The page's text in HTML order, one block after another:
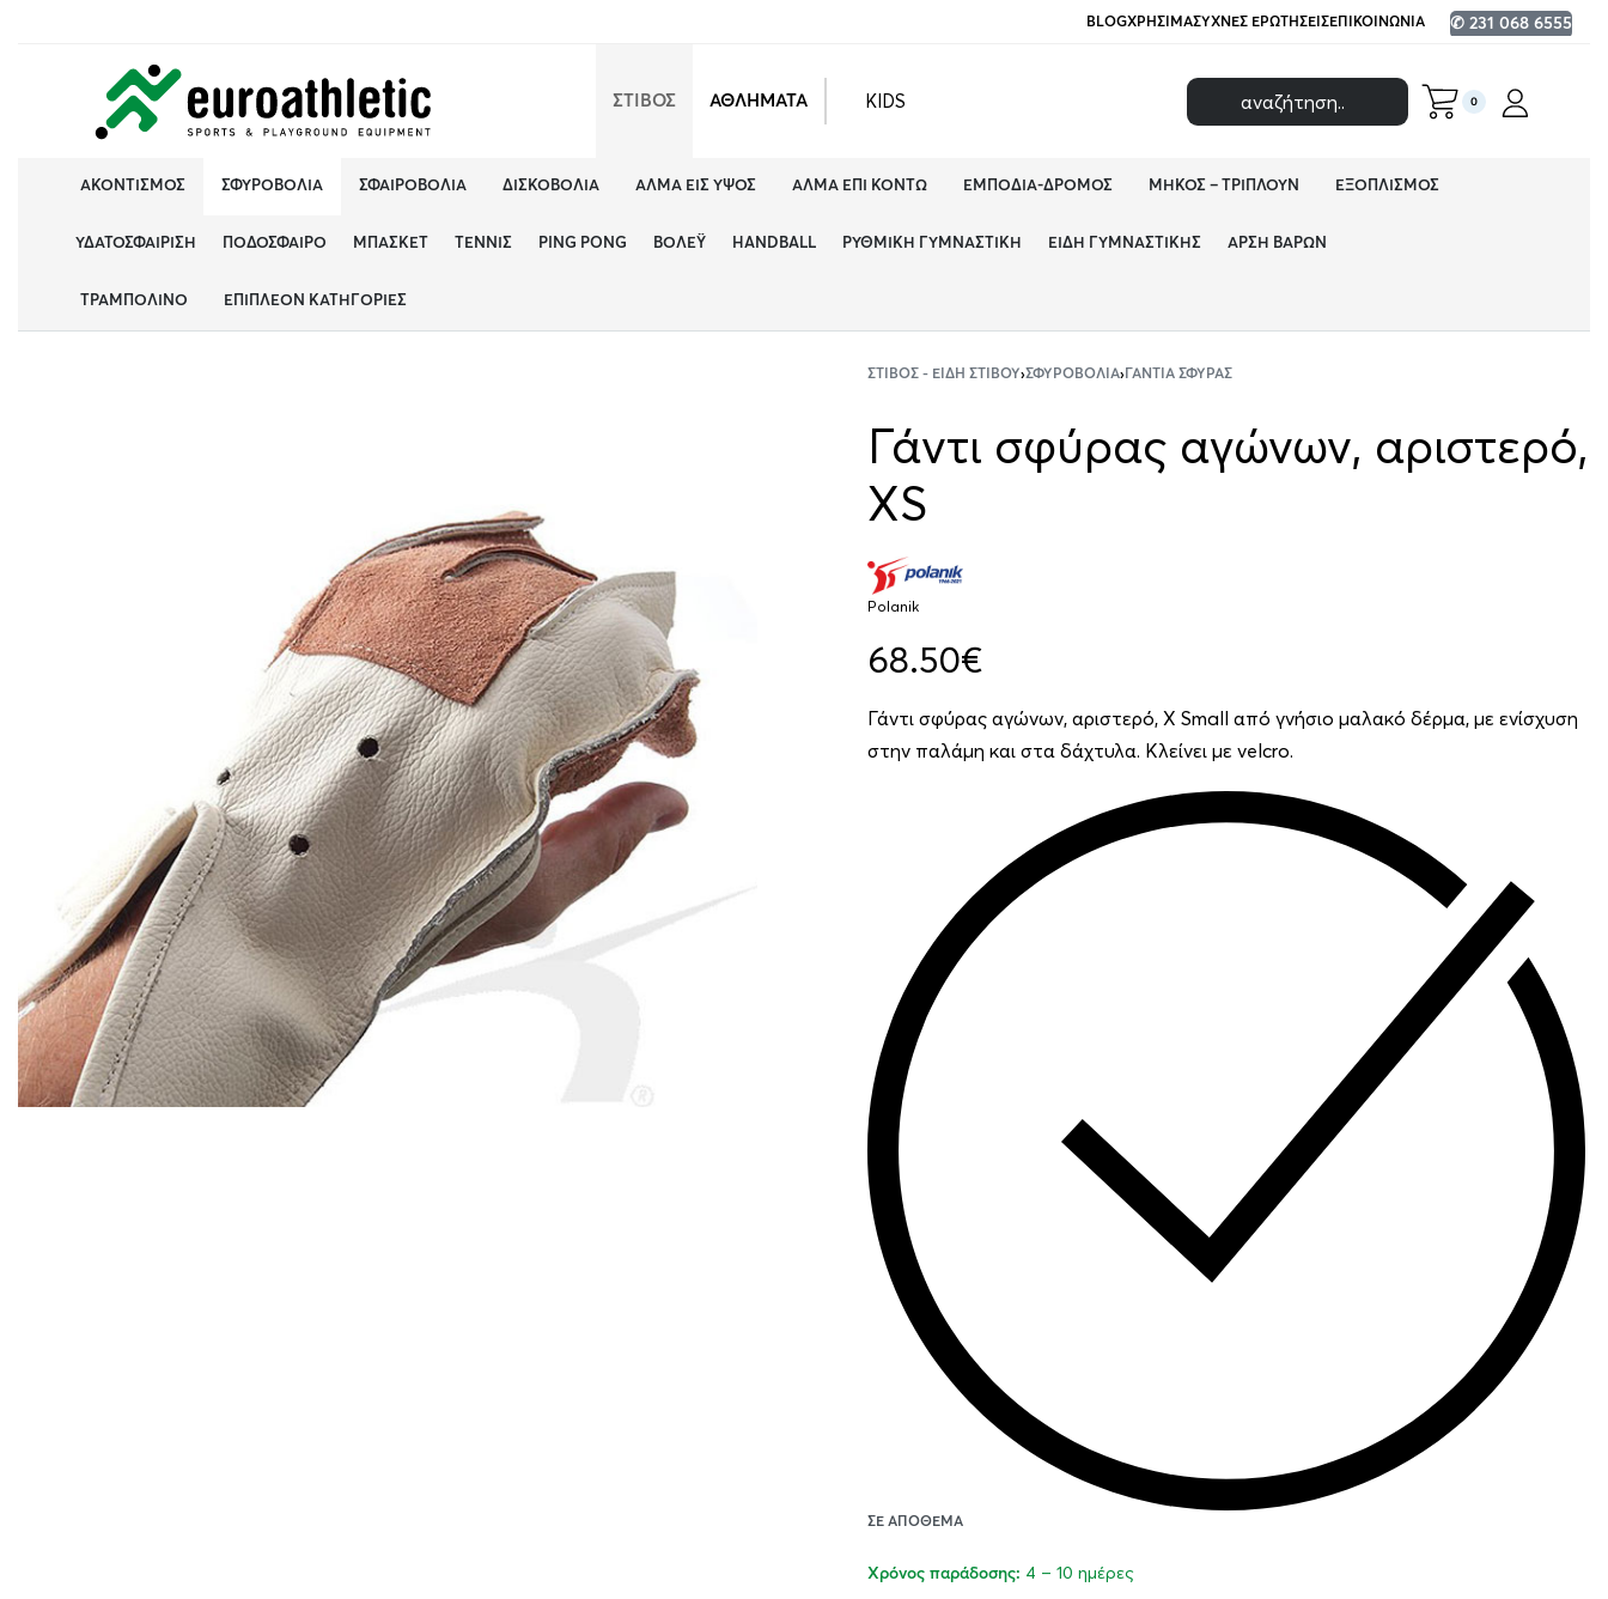
BLOGΧΡΉΣΙΜΑΣΥΧΝΈΣ ΕΡΩΤΉΣΕΙΣΕΠΙΚΟΙΝΩΝΊΑ ✆ 231 068 6555
ΣΤΙΒΟΣ ΑΘΛΗΜΑΤΑ KIDS 0
ΑΚΟΝΤΙΣΜΌΣ ΣΦΥΡΟΒΟΛΊΑ ΣΦΑΙΡΟΒΟΛΊΑ ΔΙΣΚΟΒΟΛΊΑ ΆΛΜΑ ΕΙΣ ΎΨΟΣ ΆΛΜΑ ΕΠΊ ΚΟΝΤΏ ΕΜΠΌΔΙΑ-ΔΡΌΜΟΣ ΜΉΚΟΣ – ΤΡΙΠΛΟΎΝ ΕΞΟΠΛΙΣΜΌΣ
ΥΔΑΤΟΣΦΑΊΡΙΣΗ ΠΟΔΌΣΦΑΙΡΟ ΜΠΆΣΚΕΤ ΤΈΝΝΙΣ PING PONG ΒΌΛΕΫ HANDBALL ΡΥΘΜΙΚΉ ΓΥΜΝΑΣΤΙΚΉ ΕΊΔΗ ΓΥΜΝΑΣΤΙΚΉΣ ΆΡΣΗ ΒΑΡΏΝ
ΤΡΑΜΠΟΛΊΝΟ ΕΠΙΠΛΈΟΝ ΚΑΤΗΓΟΡΊΕΣ
ΣΤΊΒΟΣ - ΕΊΔΗ ΣΤΊΒΟΥ›ΣΦΥΡΟΒΟΛΊΑ› ΓΆΝΤΙΑ ΣΦΎΡΑΣ
Γάντι σφύρας αγώνων, αριστερό,
XS
Polanik
68.50€
Γάντι σφύρας αγώνων, αριστερό, X Small από γνήσιο μαλακό δέρμα, με ενίσχυση
στην παλάμη και στα δάχτυλα. Κλείνει με velcro.
ΣΕ ΑΠΌΘΕΜΑ
Χρόνος παράδοσης: 4 – 10 ημέρες